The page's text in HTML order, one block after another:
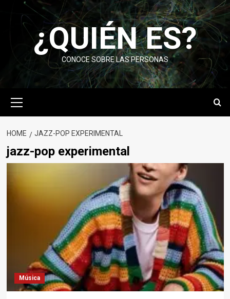
¿QUIÉN ES?
CONOCE SOBRE LAS PERSONAS
Menu
HOME JAZZ-POP EXPERIMENTAL
jazz-pop experimental
Música